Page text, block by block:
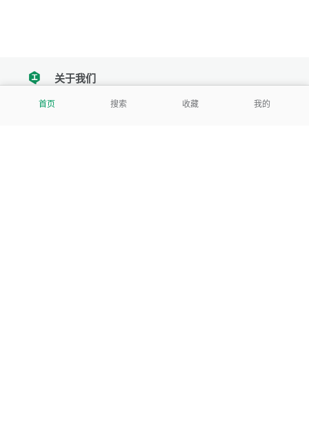
首页 搜索 收藏 我的
tencent关于我们
我们努力把每一个工具做成批量处理的产品